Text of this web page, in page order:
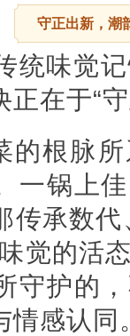
守正出新，潮
统味觉
在于“
的根脉
一锅上
传承数
觉的活
守护的
情感认同